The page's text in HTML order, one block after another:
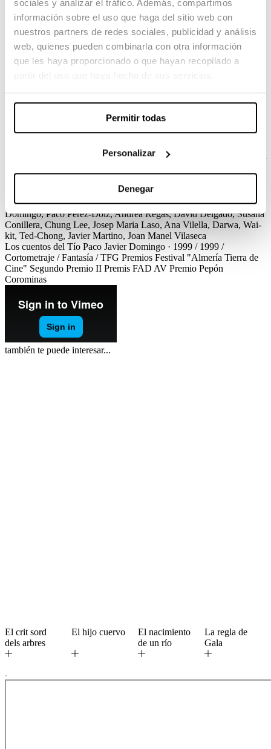
sociales y analizar el tráfico. Además, compartimos
información sobre el uso que haga del sitio web con
nuestros partners de redes sociales, publicidad y análisis
web, quienes pueden combinarla con otra información
que les haya proporcionado o que hayan recopilado a
Permitir todas
Personalizar
Denegar
Los cuentos del Tío Paco
Javier Domingo / 1999 / Cortometraje / Fantasía / TFG
La clientela de un bar está pendiente del fútbol. En un momento
reales… o no tanto.
Premios
Dirección de Producción
Dirección de Fotografía Jordi Bransuela
Maquillaje y peluquería
Herrera, Xavi Bertrán, Sebi Bastida, Joan Pau Romaní, Javier
Domingo, Paco Pérez-Dolz, Andrea Regas, David Delgado, Susana
Conillera, Chung Lee, Josep Maria Laso, Ana Vilella, Darwa, Wai-
kit, Ted-Chong, Javier Martino, Joan Manel Vilaseca
Los cuentos del Tío Paco Javier Domingo · 1999 / 1999 /
Cortometraje / Fantasía / TFG Premios Festival "Almería Tierra de
Cine" Segundo Premio II Premis FAD AV Premio Pepón
Corominas
también te puede interesar...
El crit sord
dels arbres
El hijo cuervo
El nacimiento
de un río
La regla de
Gala